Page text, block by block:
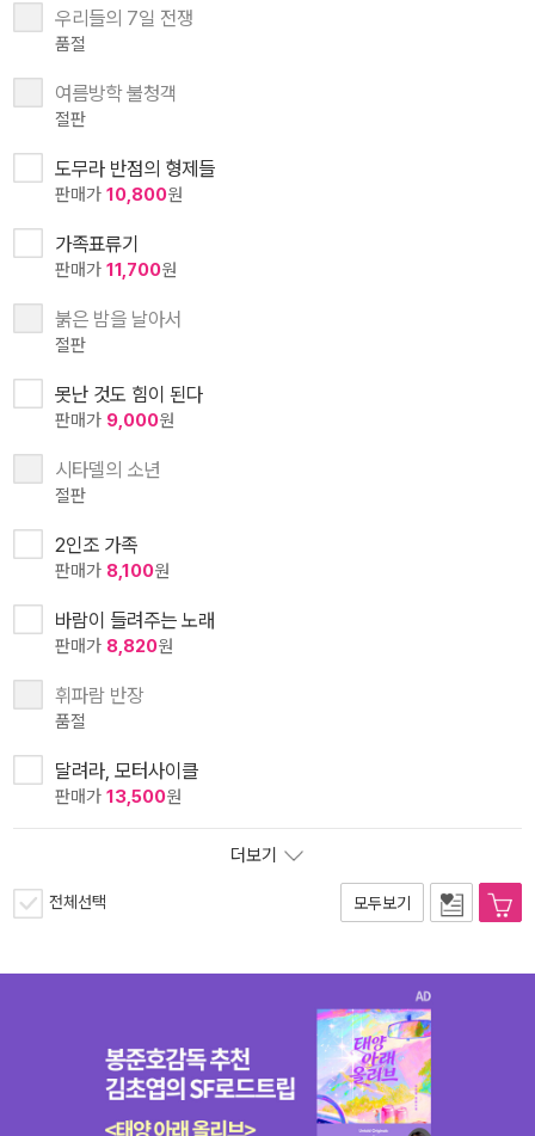
우리들의 7일 전쟁
품절
여름방학 불청객
절판
도무라 반점의 형제들
판매가 10,800원
가족표류기
판매가 11,700원
붉은 밤을 날아서
절판
못난 것도 힘이 된다
판매가 9,000원
시타델의 소년
절판
2인조 가족
판매가 8,100원
바람이 들려주는 노래
판매가 8,820원
휘파람 반장
품절
달려라, 모터사이클
판매가 13,500원
더보기
전체선택 모두보기